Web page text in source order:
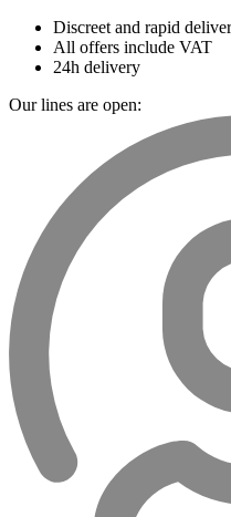
Discreet and rapid
All offers include VAT
24h delivery
Our lines are open: